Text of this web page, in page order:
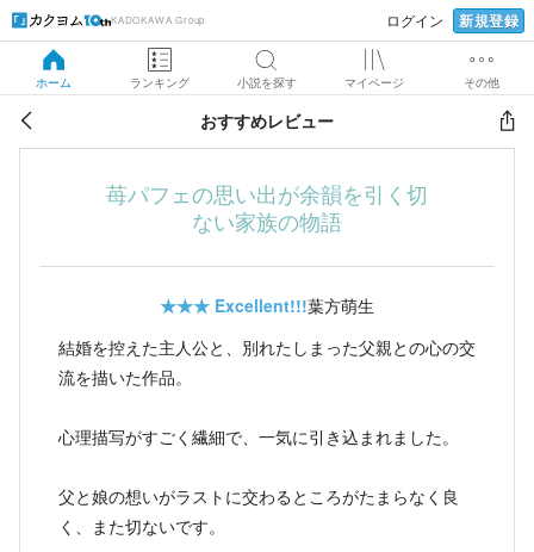
KADOKAWA Group ログイン 新規登録
ホーム ランキング 小説を探す マイページ その他
おすすめレビュー
苺パフェの思い出が余韻を引く切
ない家族の物語
★★★ Excellent!!!葉方萌生
結婚を控えた主人公と、別れたしまった父親との心の交
流を描いた作品。
心理描写がすごく繊細で、一気に引き込まれました。
父と娘の想いがラストに交わるところがたまらなく良
く、また切ないです。